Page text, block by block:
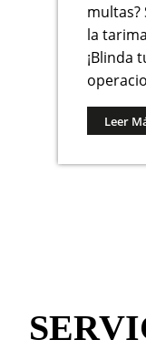
la
¡Blinda
Leer